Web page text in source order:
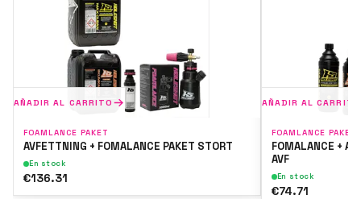
AÑADIR AL CARRITO
FOAMLANCE PAKET
AVFETTNING + FOMALANCE PAKET STORT
En stock
€136.31
AÑADIR AL CARRITO
FOAMLANCE PAKET
FOMALANCE +
AVF
En stock
€74.71